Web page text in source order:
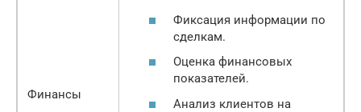
Финансы
Фиксация информации по
сделкам.
Оценка финансовых
показателей.
Анализ клиентов на